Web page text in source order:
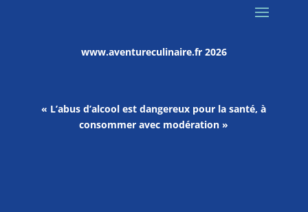
www.aventureculinaire.fr2026
« L’abus d’alcool est dangereux pour la santé, à
consommer avec modération »